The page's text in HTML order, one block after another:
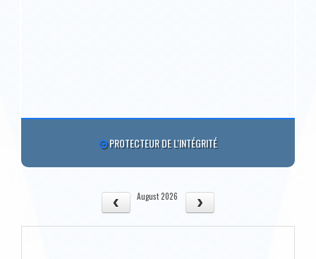
PROTECTEUR DE L'INTÉGRITÉ
August 2026